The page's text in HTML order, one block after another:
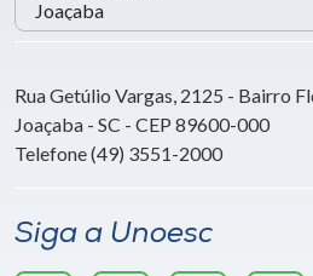
Rua Getúlio Vargas, 2125 - Bairro
Joaçaba - SC - CEP 89600-000
Telefone (49) 3551-2000
Siga a Unoesc